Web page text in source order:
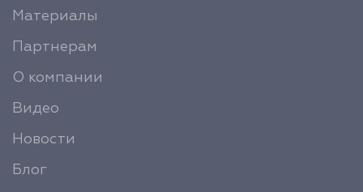
Материалы
Партнерам
О компании
Видео
Новости
Блог